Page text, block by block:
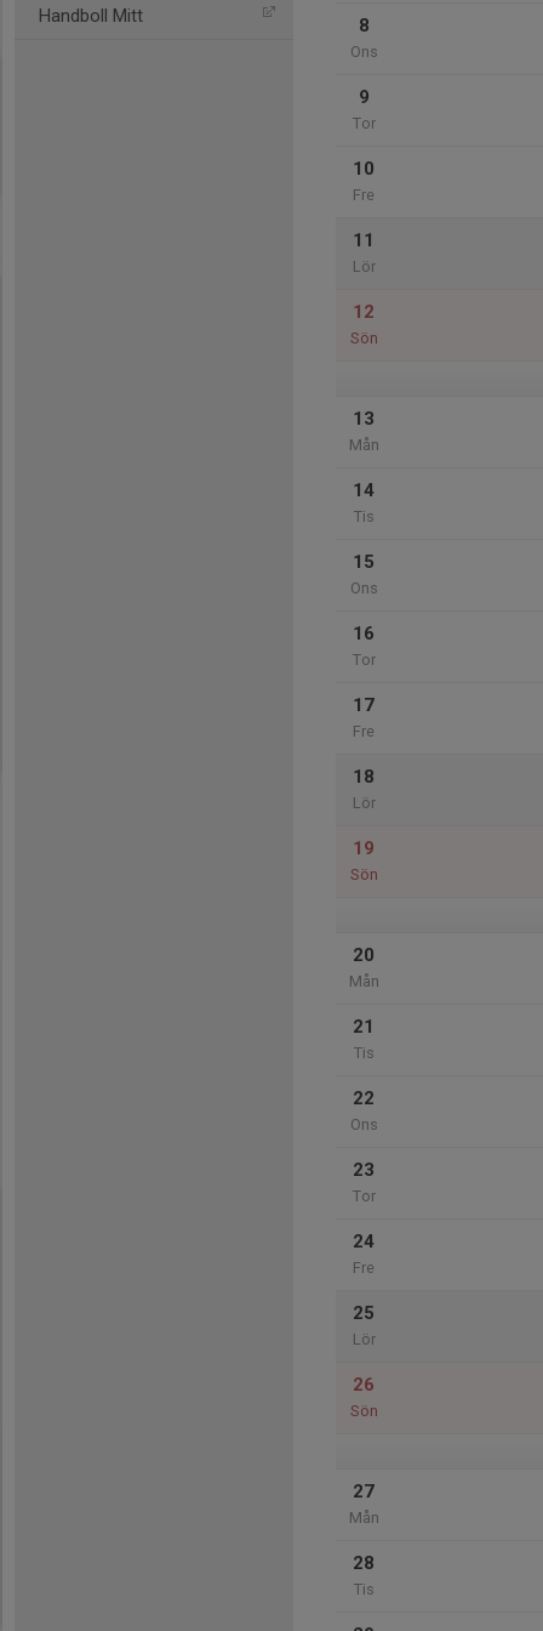
Handboll Mitt 8
Ons
9
Tor
10
Fre
11
Lör
12
Sön
13
Mån
14
Tis
15
Ons
16
Tor
17
Fre
18
Lör
19
Sön
20
Mån
21
Tis
22
Ons
23
Tor
24
Fre
25
Lör
26
Sön
27
Mån
28
Tis